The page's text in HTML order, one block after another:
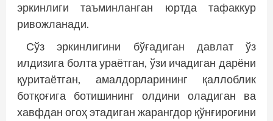
эркинлиги таъминланган юртда тафаккур
ривожланади.
Сўз эркинлигини бўғадиган давлат ўз
илдизига болта ураётган, ўзи ичадиган дарёни
қуритаётган, амалдорларининг қаллоблик
ботқоғига ботишининг олдини оладиган ва
хавфдан огоҳ этадиган жарангдор қўнғироғини